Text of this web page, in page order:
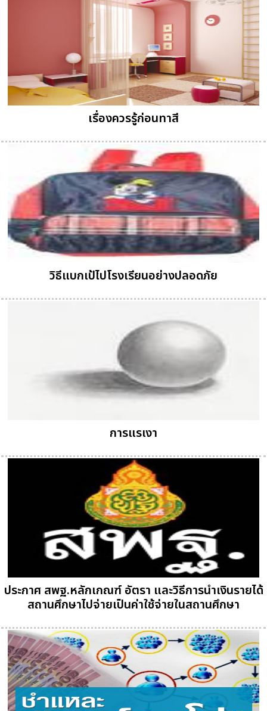
เรื่องควรรู้ก่อนทาสี
วิธีแบกเป้ไปโรงเรียนอย่างปลอดภัย
การแรเงา
ประกาศ สพฐ.หลักเกณฑ์ อัตรา และวิธีการนำเงินรายได้
สถานศึกษาไปจ่ายเป็นค่าใช้จ่ายในสถานศึกษา